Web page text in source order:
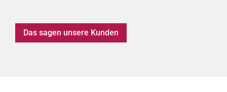
Das sagen unsere Kunden